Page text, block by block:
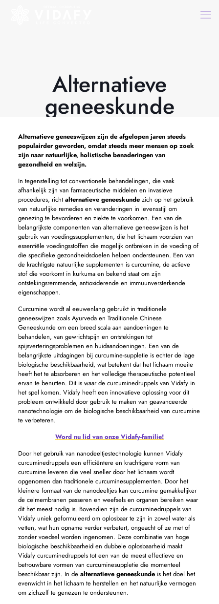
Alternatieve
geneeskunde
Alternatieve geneeswijzen zijn de afgelopen jaren steeds
populairder geworden, omdat steeds meer mensen op zoek
zijn naar natuurlijke, holistische benaderingen van
gezondheid en welzijn.
In tegenstelling tot conventionele behandelingen, die vaak
afhankelijk zijn van farmaceutische middelen en invasieve
procedures, richt alternatieve geneeskundezich op het gebruik
van natuurlijke remedies en veranderingen in levensstijl om
genezing te bevorderen en ziekte te voorkomen. Een van de
belangrijkste componenten van alternatieve geneeswijzen is het
gebruik van voedingssupplementen, die het lichaam voorzien van
essentiële voedingsstoffen die mogelijk ontbreken in de voeding of
die specifieke gezondheidsdoelen helpen ondersteunen. Een van
de krachtigste natuurlijke supplementen is curcumine, de actieve
stof die voorkomt in kurkuma en bekend staat om zijn
ontstekingsremmende, antioxiderende en immuunversterkende
eigenschappen.
Curcumine wordt al eeuwenlang gebruikt in traditionele
geneeswijzen zoals Ayurveda en Traditionele Chinese
Geneeskunde om een ​​breed scala aan aandoeningen te
behandelen, van gewrichtspijn en ontstekingen tot
spijsverteringsproblemen en huidaandoeningen. Een van de
belangrijkste uitdagingen bij curcumine-suppletie is echter de lage
biologische beschikbaarheid, wat betekent dat het lichaam moeite
heeft het te absorberen en het volledige therapeutische potentieel
ervan te benutten. Dit is waar de curcuminedruppels van Vidafy in
het spel komen. Vidafy heeft een innovatieve oplossing voor dit
probleem ontwikkeld door gebruik te maken van geavanceerde
nanotechnologie om de biologische beschikbaarheid van curcumine
te verbeteren.
Word nu lid van onze Vidafy-familie!
Door het gebruik van nanodeeltjestechnologie kunnen Vidafy
curcuminedruppels een efficiëntere en krachtigere vorm van
curcumine leveren die veel sneller door het lichaam wordt
opgenomen dan traditionele curcuminesupplementen. Door het
kleinere formaat van de nanodeeltjes kan curcumine gemakkelijker
de celmembranen passeren en weefsels en organen bereiken waar
dit het meest nodig is. Bovendien zijn de curcuminedruppels van
Vidafy uniek geformuleerd om oplosbaar te zijn in zowel water als
vetten, wat hun opname verder verbetert, ongeacht of ze met of
zonder voedsel worden ingenomen. Deze combinatie van hoge
biologische beschikbaarheid en dubbele oplosbaarheid maakt
Vidafy curcuminedruppels tot een van de meest effectieve en
betrouwbare vormen van curcuminesuppletie die momenteel
beschikbaar zijn. In de alternatieve geneeskundeis het doel het
evenwicht in het lichaam te herstellen en het natuurlijke vermogen
om zichzelf te genezen te ondersteunen.